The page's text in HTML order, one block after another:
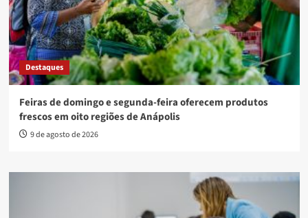
Destaques
Feiras de domingo e segunda-feira oferecem produtos
frescos em oito regiões de Anápolis
9 de agosto de 2026